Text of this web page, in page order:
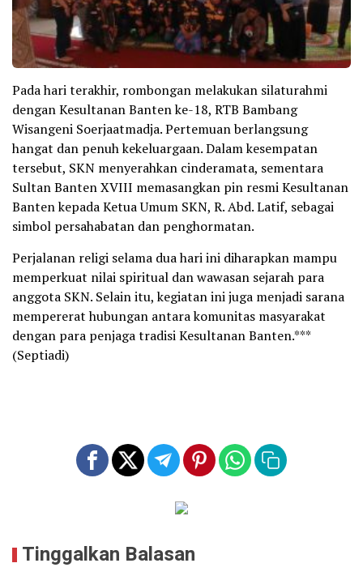
Pada hari terakhir, rombongan melakukan silaturahmi
dengan Kesultanan Banten ke-18, RTB Bambang
Wisangeni Soerjaatmadja. Pertemuan berlangsung
hangat dan penuh kekeluargaan. Dalam kesempatan
tersebut, SKN menyerahkan cinderamata, sementara
Sultan Banten XVIII memasangkan pin resmi Kesultanan
Banten kepada Ketua Umum SKN, R. Abd. Latif, sebagai
simbol persahabatan dan penghormatan.
Perjalanan religi selama dua hari ini diharapkan mampu
memperkuat nilai spiritual dan wawasan sejarah para
anggota SKN. Selain itu, kegiatan ini juga menjadi sarana
mempererat hubungan antara komunitas masyarakat
dengan para penjaga tradisi Kesultanan Banten.***
(Septiadi)
Tinggalkan Balasan